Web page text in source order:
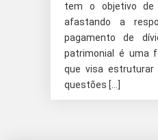
tem o objetivo de
afastando a
pagamento de
patrimonial é uma
que visa
questões […]